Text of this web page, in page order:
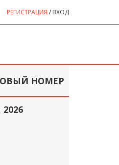
РЕГИСТРАЦИЯ /ВХОД
НОМЕР